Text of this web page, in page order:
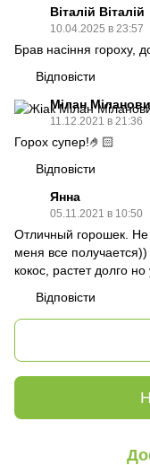
Віталій Віталій
10.04.2025 в 23:57
Брав насіння гороху,
Відповісти
Мілан
11.12.2021 в 21:36
Горох супер!🤌🏻
Відповісти
Янна
05.11.2021 в 10:50
Отличный горошек.
меня все
кокос, растет долго
Відповісти